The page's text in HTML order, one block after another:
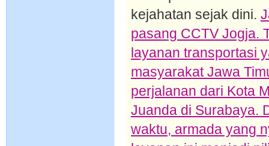
kejahatan sejak dini.
pasang CCTV Jogja.
layanan transportasi
masyarakat Jawa
perjalanan dari Kota
Juanda di Surabaya.
waktu, armada yang